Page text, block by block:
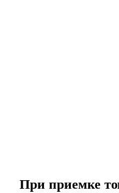
При приемке